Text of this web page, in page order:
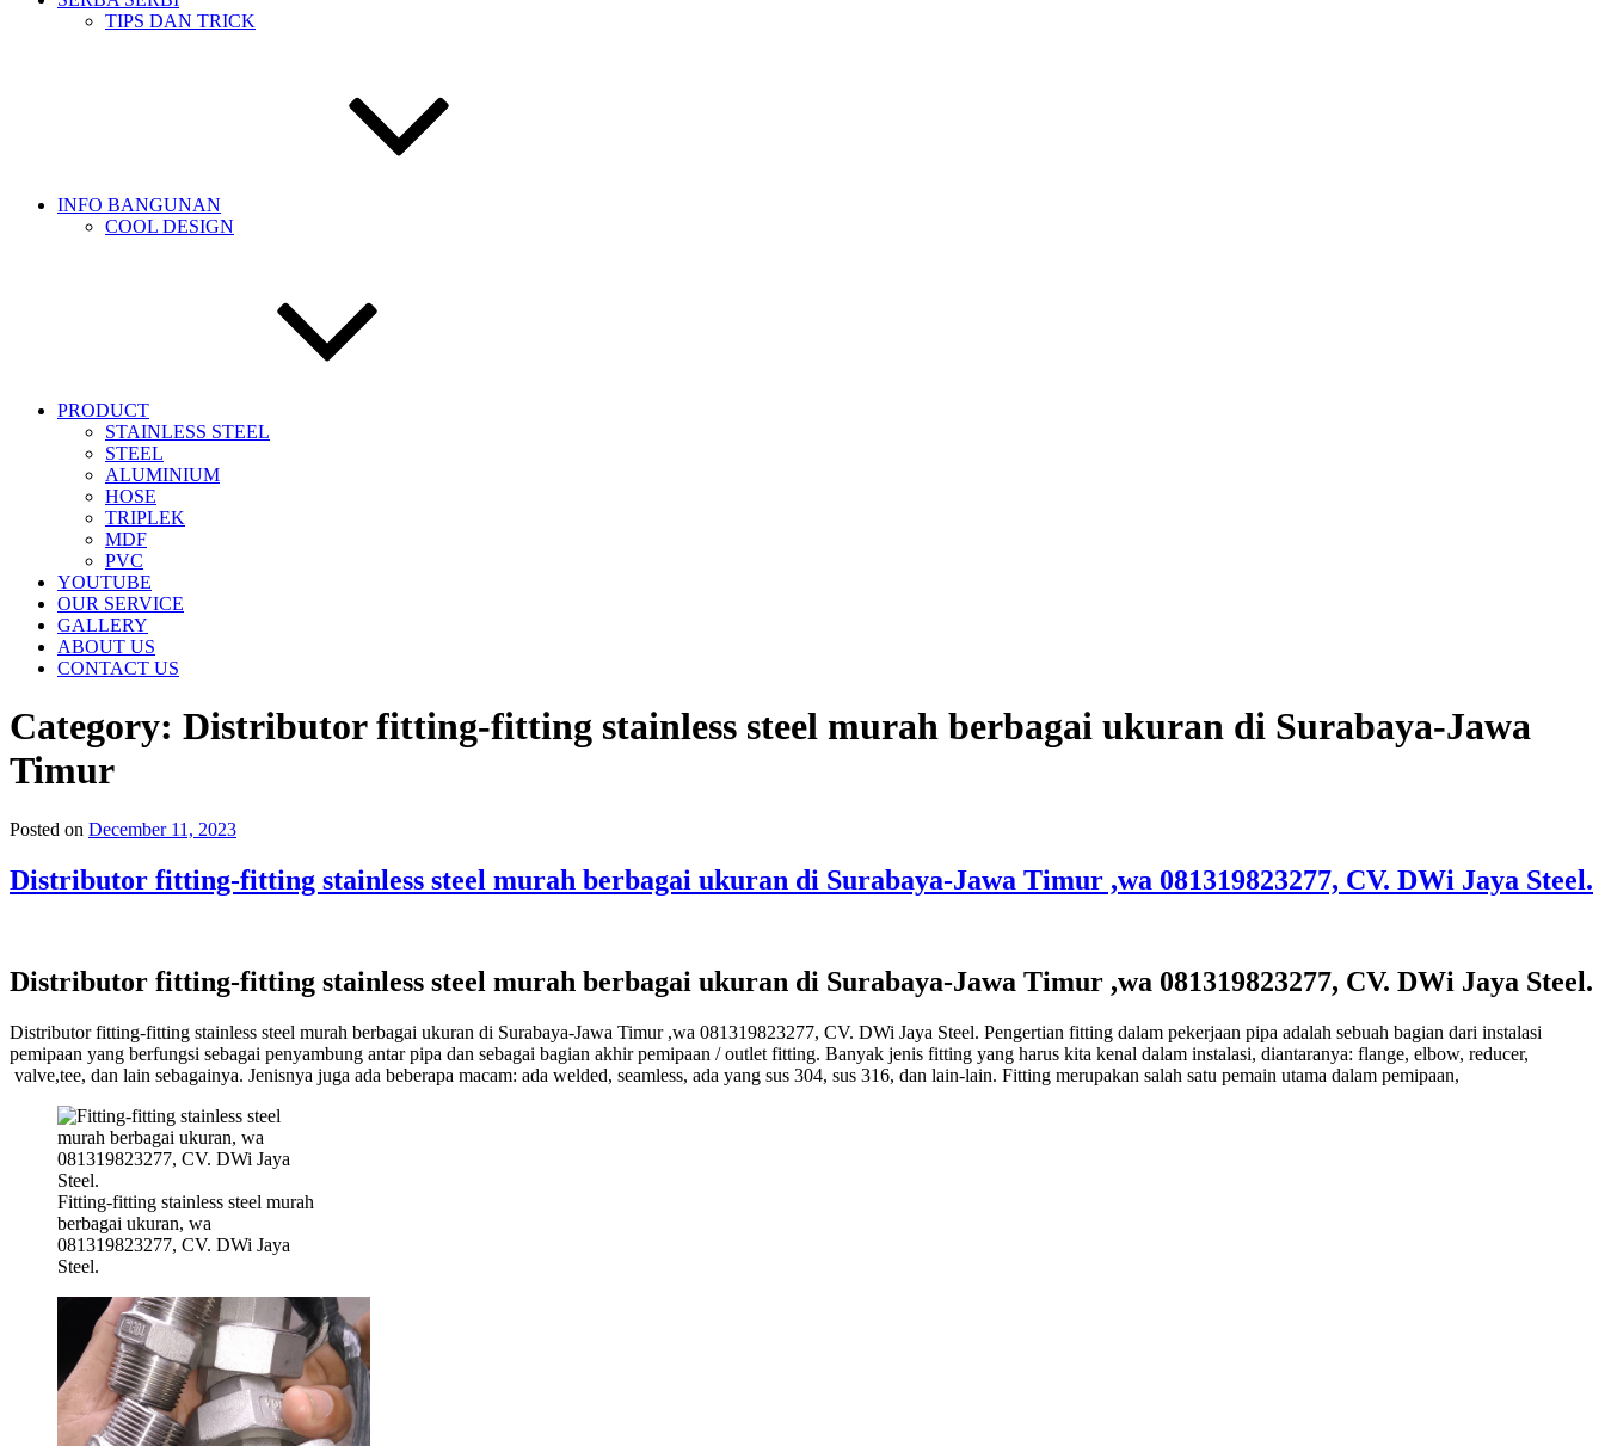
TIPS DAN TRICK
INFO BANGUNAN
COOL DESIGN
PRODUCT
STAINLESS STEEL
STEEL
ALUMINIUM
HOSE
TRIPLEK
MDF
PVC
YOUTUBE
OUR SERVICE
GALLERY
ABOUT US
CONTACT US
Category: Distributor fitting-fitting stainless steel murah berbagai ukuran di Surabaya-Jawa
Timur
Posted on December 11, 2023
Distributor fitting-fitting stainless steel murah berbagai ukuran di Surabaya-Jawa Timur ,wa 081319823277, CV. DWi Jaya Steel.
Distributor fitting-fitting stainless steel murah berbagai ukuran di Surabaya-Jawa Timur ,wa 081319823277, CV. DWi Jaya Steel.
Distributor fitting-fitting stainless steel murah berbagai ukuran di Surabaya-Jawa Timur ,wa 081319823277, CV. DWi Jaya Steel. Pengertian fitting dalam pekerjaan pipa adalah sebuah bagian dari instalasi
pemipaan yang berfungsi sebagai penyambung antar pipa dan sebagai bagian akhir pemipaan / outlet fitting. Banyak jenis fitting yang harus kita kenal dalam instalasi, diantaranya: flange, elbow, reducer,
valve,tee, dan lain sebagainya. Jenisnya juga ada beberapa macam: ada welded, seamless, ada yang sus 304, sus 316, dan lain-lain. Fitting merupakan salah satu pemain utama dalam pemipaan,
Fitting-fitting stainless steel murah
berbagai ukuran, wa
081319823277, CV. DWi Jaya
Steel.